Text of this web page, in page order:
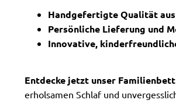
Handgefertigte Qualität aus
Persönliche Lieferung und
Innovative,
Entdecke jetzt unser
erholsamen Schlaf und